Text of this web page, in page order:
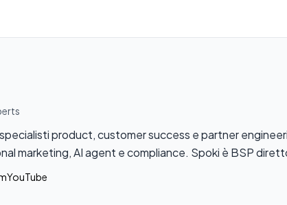
product, customer success e partner
marketing, AI agent e compliance. Spoki è BSP
YouTube